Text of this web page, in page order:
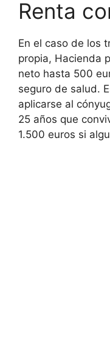
Renta
En el caso de los
propia, Hacienda
neto hasta 500
seguro de salud.
aplicarse al
25 años que
1.500 euros si